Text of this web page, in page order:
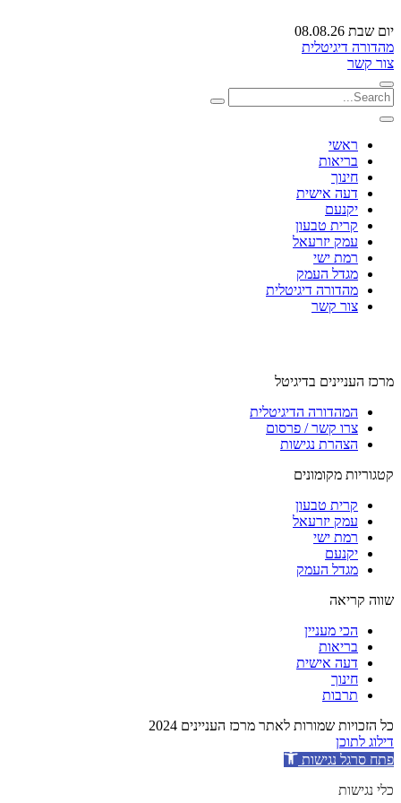
יום שבת 08.08.26
מהדורה דיגיטלית
צור קשר
ראשי
בריאות
חינוך
דעה אישית
יקנעם
קרית טבעון
עמק יזרעאל
רמת ישי
מגדל העמק
מהדורה דיגיטלית
צור קשר
מרכז העניינים בדיגיטל
המהדורה הדיגיטלית
צרו קשר / פרסום
הצהרת נגישות
קטגוריות מקומונים
קרית טבעון
עמק יזרעאל
רמת ישי
יקנעם
מגדל העמק
שווה קריאה
הכי מעניין
בריאות
דעה אישית
חינוך
תרבות
כל הזכויות שמורות לאתר מרכז העניינים 2024
דילוג לתוכן
פתח סרגל נגישות
כלי נגישות